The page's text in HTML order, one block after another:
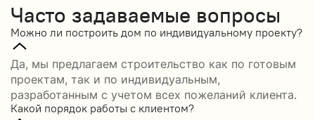
Часто задаваемые вопросы
Можно ли построить дом по индивидуальному проекту?
Да, мы предлагаем строительство как по готовым
проектам, так и по индивидуальным,
разработанным с учетом всех пожеланий клиента.
Какой порядок работы с клиентом?